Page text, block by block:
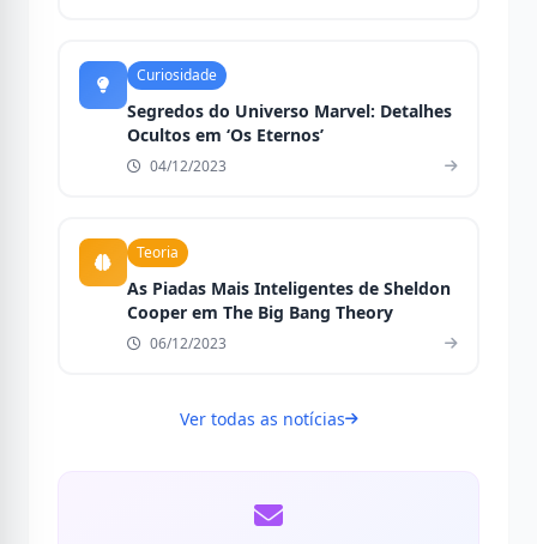
Curiosidade
Segredos do Universo Marvel: Detalhes
Ocultos em ‘Os Eternos’
04/12/2023
Teoria
As Piadas Mais Inteligentes de Sheldon
Cooper em The Big Bang Theory
06/12/2023
Ver todas as notícias